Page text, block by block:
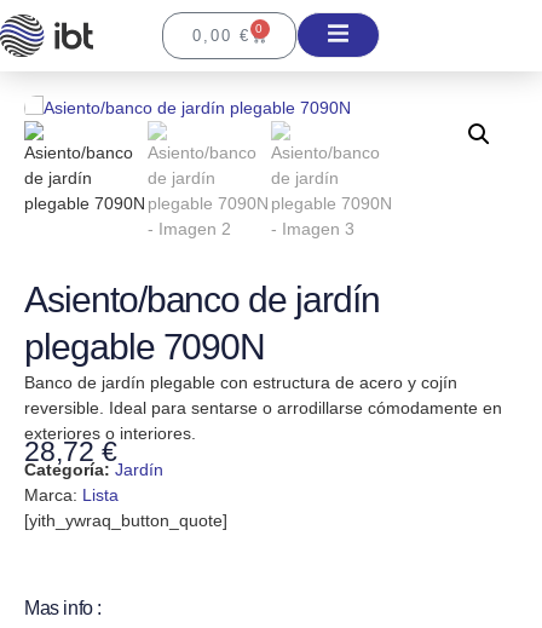
0,00€ 0
Asiento/banco de jardín
plegable 7090N
Banco de jardín plegable con estructura de acero y cojín
reversible. Ideal para sentarse o arrodillarse cómodamente en
exteriores o interiores.
28,72 €
Categoría: Jardín
Marca: Lista
[yith_ywraq_button_quote]
Mas info :